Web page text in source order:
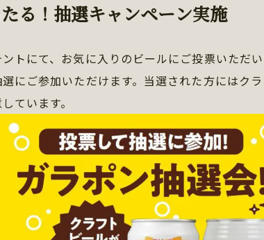
る！抽選キャンペーン実施
トにて、お気に入りのビールにご投票いただ
にご参加いただけます。当選された方にはク
ています。